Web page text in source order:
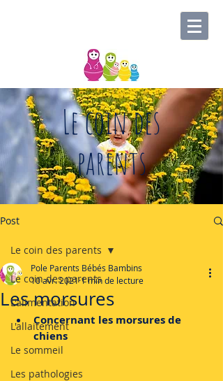
Post
Le coin des parents
L'alimentation
L'allaitement
Le sommeil
Les pathologies
Le coin des parents
Les morsures
Pole Parents Bébés Bambins
10 avr. 20211 min de lecture
Concernant les morsures de
chiens
Le coin des
parents